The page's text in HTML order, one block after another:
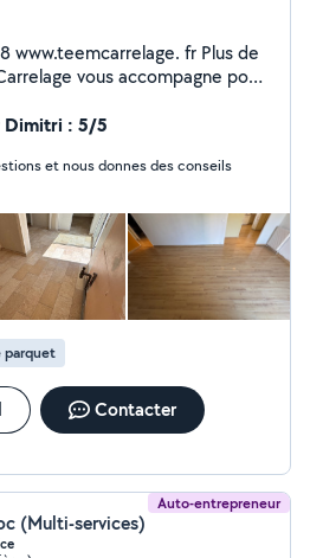
en béton et surfaces.
intérieur / extérieur - Barre de
Dimitri : 5/5
et nous donnes des conseils
parquet
Contacter
Auto-entrepreneur
(Multi-services)